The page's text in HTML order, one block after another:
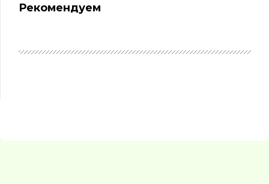
Рекомендуем